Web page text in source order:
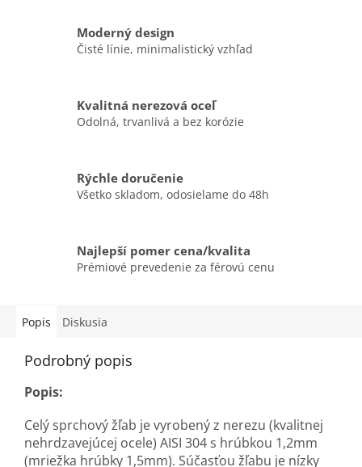
Moderný design
Čisté línie, minimalistický vzhľad
Kvalitná nerezová oceľ
Odolná, trvanlivá a bez korózie
Rýchle doručenie
Všetko skladom, odosielame do 48h
Najlepší pomer cena/kvalita
Prémiové prevedenie za férovú cenu
Popis Diskusia
Podrobný popis
Popis:
Celý sprchový žľab je vyrobený z nerezu (kvalitnej
nehrdzavejúcej ocele) AISI 304 s hrúbkou 1,2mm
(mriežka hrúbky 1,5mm). Súčasťou žľabu je nízky